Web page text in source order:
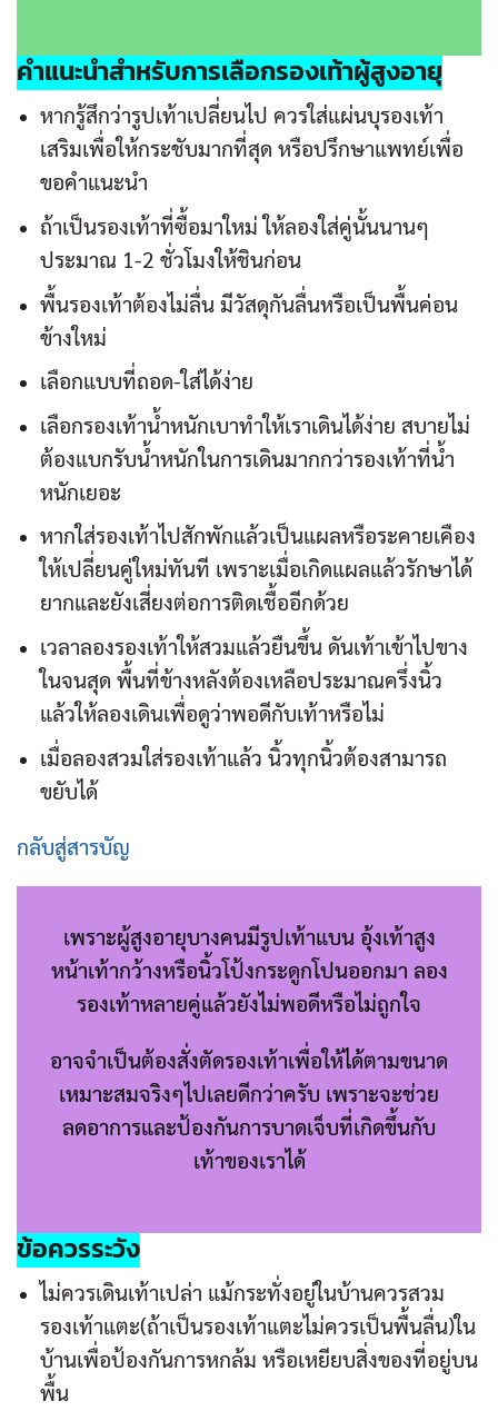
คำแนะนำสำหรับการเลือกรองเท้าผู้สูงอายุ
หากรู้สึกว่ารูปเท้าเปลี่ยนไป ควรใส่แผ่นบุรองเท้า
เสริมเพื่อให้กระชับมากที่สุด หรือปรึกษาแพทย์เพื่อ
ขอคำแนะนำ
ถ้าเป็นรองเท้าที่ซื้อมาใหม่ ให้ลองใส่คู่นั้นนานๆ
ประมาณ 1-2 ชั่วโมงให้ชินก่อน
พื้นรองเท้าต้องไม่ลื่น มีวัสดุกันลื่นหรือเป็นพื้นค่อน
ข้างใหม่
เลือกแบบที่ถอด-ใส่ได้ง่าย
เลือกรองเท้าน้ำหนักเบาทำให้เราเดินได้ง่าย สบายไม่
ต้องแบกรับน้ำหนักในการเดินมากกว่ารองเท้าที่น้ำ
หนักเยอะ
หากใส่รองเท้าไปสักพักแล้วเป็นแผลหรือระคายเคือง
ให้เปลี่ยนคู่ใหม่ทันที เพราะเมื่อเกิดแผลแล้วรักษาได้
ยากและยังเสี่ยงต่อการติดเชื้ออีกด้วย
เวลาลองรองเท้าให้สวมแล้วยืนขึ้น ดันเท้าเข้าไปขาง
ในจนสุด พื้นที่ข้างหลังต้องเหลือประมาณครึ่งนิ้ว
แล้วให้ลองเดินเพื่อดูว่าพอดีกับเท้าหรือไม่
เมื่อลองสวมใส่รองเท้าแล้ว นิ้วทุกนิ้วต้องสามารถ
ขยับได้
กลับสู่สารบัญ
เพราะผู้สูงอายุบางคนมีรูปเท้าแบน อุ้งเท้าสูง
หน้าเท้ากว้างหรือนิ้วโป้งกระดูกโปนออกมา ลอง
รองเท้าหลายคู่แล้วยังไม่พอดีหรือไม่ถูกใจ
อาจจำเป็นต้องสั่งตัดรองเท้าเพื่อให้ได้ตามขนาด
เหมาะสมจริงๆไปเลยดีกว่าครับ เพราะจะช่วย
ลดอาการและป้องกันการบาดเจ็บที่เกิดขึ้นกับ
เท้าของเราได้
ข้อควรระวัง
ไม่ควรเดินเท้าเปล่า แม้กระทั่งอยู่ในบ้านควรสวม
รองเท้าแตะ(ถ้าเป็นรองเท้าแตะไม่ควรเป็นพื้นลื่น)ใน
บ้านเพื่อป้องกันการหกล้ม หรือเหยียบสิ่งของที่อยู่บน
พื้น